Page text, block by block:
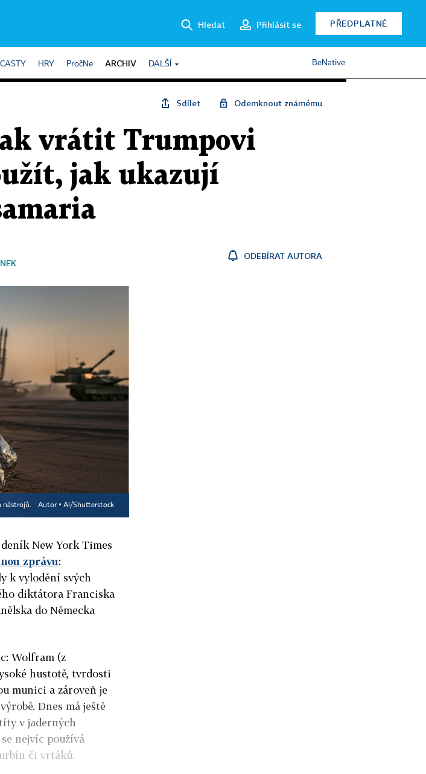
Hledat Přihlásit se PŘEDPLATNÉ
HRY PročNe ARCHIV DALŠÍ BeNative
Sdílet Odemknout známému
vrátit Trumpovi
jak ukazují
ODEBÍRAT AUTORA
nástrojů. Autor ▪ AI/Shutterstock
New York Times
zprávu:
k vylodění svých
diktátora Franciska
do Německa
Wolfram (z
hustotě, tvrdosti
munici a zároveň je
Dnes má ještě
v jaderných
nejvíc používá
či vrtáků.